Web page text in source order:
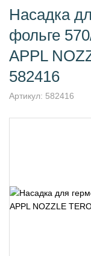
Насадка
фольге
APPL
582416
Артикул: 582416